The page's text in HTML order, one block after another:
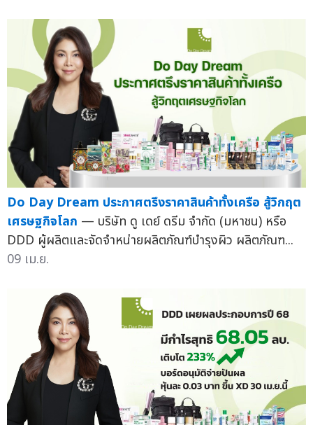
Do Day Dream ประกาศตรึงราคาสินค้าทั้งเครือ สู้วิกฤต
เศรษฐกิจโลก — บริษัท ดู เดย์ ดรีม จำกัด (มหาชน) หรือ
DDD ผู้ผลิตและจัดจำหน่ายผลิตภัณฑ์บำรุงผิว ผลิตภัณฑ...
09 เม.ย.